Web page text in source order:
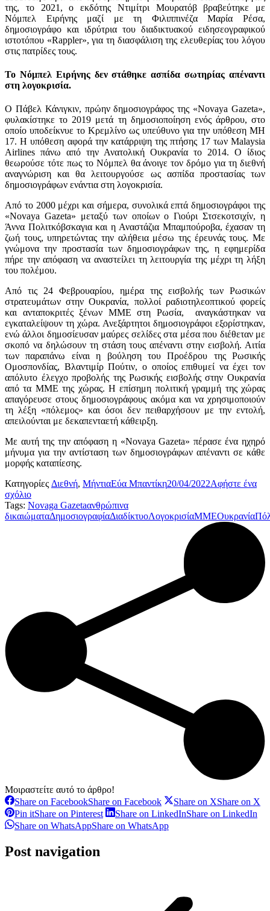
της, το 2021, ο εκδότης Ντιμίτρι Μουρατόβ βραβεύτηκε με
Νόμπελ Ειρήνης μαζί με τη Φιλιππινέζα Μαρία Ρέσα,
δημοσιογράφο και ιδρύτρια του διαδικτυακού ειδησεογραφικού
ιστοτόπου «Rappler», για τη διασφάλιση της ελευθερίας του λόγου
στις πατρίδες τους.
Το Νόμπελ Ειρήνης δεν στάθηκε ασπίδα σωτηρίας απέναντι
στη λογοκρισία.
Ο Πάβελ Κάνιγκιν, πρώην δημοσιογράφος της «Novaya Gazeta»,
φυλακίστηκε το 2019 μετά τη δημοσιοποίηση ενός άρθρου, στο
οποίο υποδείκνυε το Κρεμλίνο ως υπεύθυνο για την υπόθεση MH
17. Η υπόθεση αφορά την κατάρριψη της πτήσης 17 των Malaysia
Airlines πάνω από την Ανατολική Ουκρανία το 2014. Ο ίδιος
θεωρούσε τότε πως το Νόμπελ θα άνοιγε τον δρόμο για τη διεθνή
αναγνώριση και θα λειτουργούσε ως ασπίδα προστασίας των
δημοσιογράφων ενάντια στη λογοκρισία.
Από το 2000 μέχρι και σήμερα, συνολικά επτά δημοσιογράφοι της
«Novaya Gazeta» μεταξύ των οποίων ο Γιούρι Στσεκοτσιχίν, η
Άννα Πολιτκόβσκαγια και η Αναστάζια Μπαμπούροβα, έχασαν τη
ζωή τους, υπηρετώντας την αλήθεια μέσω της έρευνάς τους. Με
γνώμονα την προστασία των δημοσιογράφων της, η εφημερίδα
πήρε την απόφαση να αναστείλει τη λειτουργία της μέχρι τη λήξη
του πολέμου.
Από τις 24 Φεβρουαρίου, ημέρα της εισβολής των Ρωσικών
στρατευμάτων στην Ουκρανία, πολλοί ραδιοτηλεοπτικού φορείς
και ανταποκριτές ξένων ΜΜΕ στη Ρωσία, αναγκάστηκαν να
εγκαταλείψουν τη χώρα. Ανεξάρτητοι δημοσιογράφοι εξορίστηκαν,
ενώ άλλοι δημοσίευσαν μαύρες σελίδες στα μέσα που διέθεταν με
σκοπό να δηλώσουν τη στάση τους απέναντι στην εισβολή. Αιτία
των παραπάνω είναι η βούληση του Προέδρου της Ρωσικής
Ομοσπονδίας, Βλαντιμίρ Πούτιν, ο οποίος επιθυμεί να έχει τον
απόλυτο έλεγχο προβολής της Ρωσικής εισβολής στην Ουκρανία
από τα ΜΜΕ της χώρας. Η επίσημη πολιτική γραμμή της χώρας
απαγόρευσε στους δημοσιογράφους ακόμα και να χρησιμοποιούν
τη λέξη «πόλεμος» και όσοι δεν πειθαρχήσουν με την εντολή,
απειλούνται με δεκαπενταετή κάθειρξη.
Με αυτή της την απόφαση η «Novaya Gazeta» πέρασε ένα ηχηρό
μήνυμα για την αντίσταση των δημοσιογράφων απέναντι σε κάθε
μορφής καταπίεσης.
Κατηγορίες Διεθνή, ΜήντιαΕύα Μπαντίκη20/04/2022Αφήστε ένα
σχόλιο
Tags: Novaga Gazetaανθρώπινα
δικαιώματαΔημοσιογραφίαΔιαδίκτυοΛογοκρισίαΜΜΕΟυκρανία
Μοιραστείτε αυτό το άρθρο!
Share on FacebookShare on Facebook Share on XShare on X
Pin itShare on Pinterest Share on LinkedInShare on LinkedIn
Share on WhatsAppShare on WhatsApp
Post navigation